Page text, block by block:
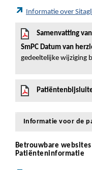
Informatie over
Samenvatting
SmPC Datum van
gedeeltelijke wijziging
Informatie voor de
Betrouwbare
Patiënteninformatie